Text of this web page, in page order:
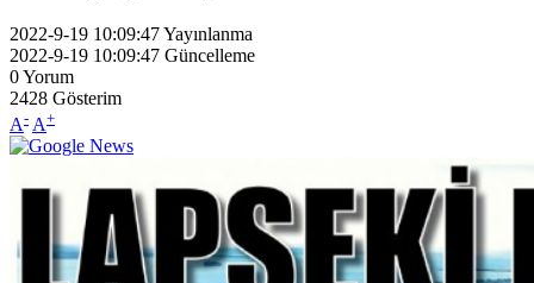
2022-9-19 10:09:47Yayınlanma
2022-9-19 10:09:47 Güncelleme
0Yorum
2428 Gösterim
A- A+